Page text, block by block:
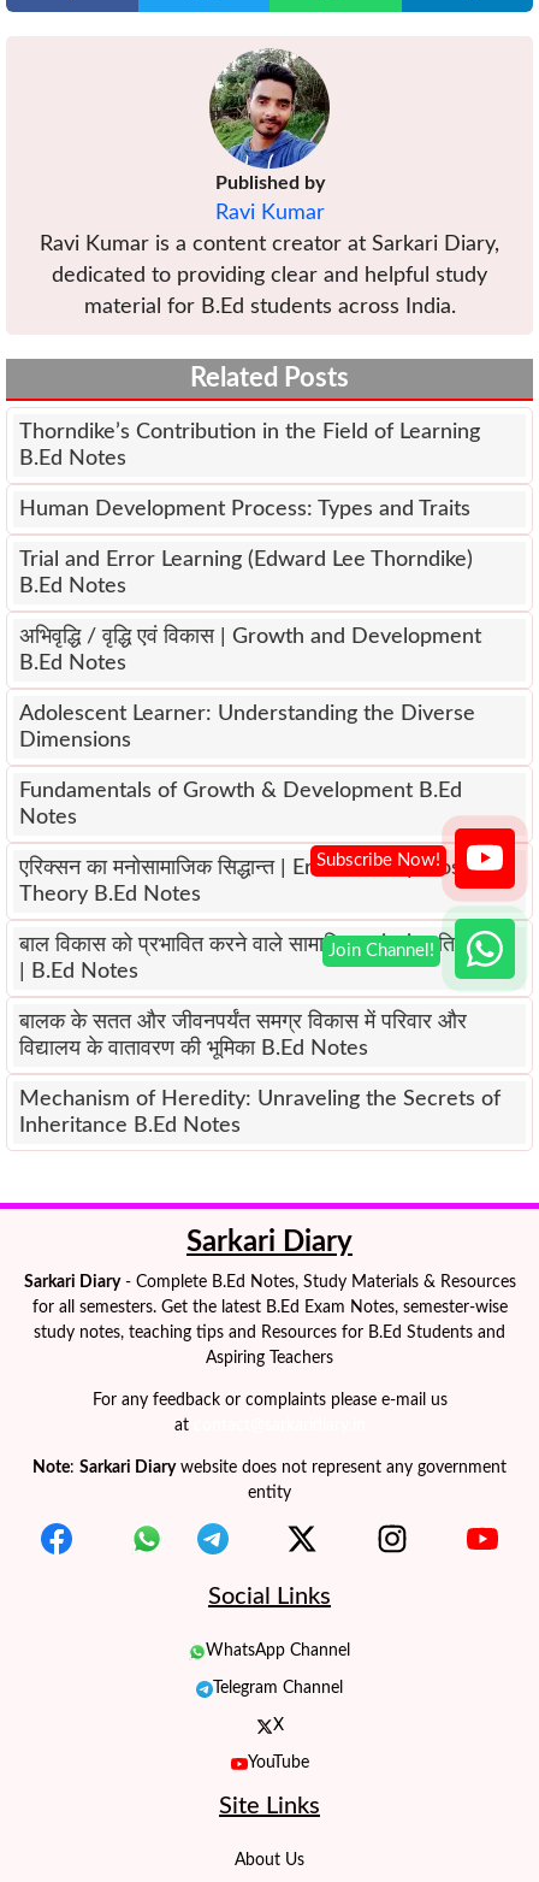
Published by
Ravi Kumar
Ravi Kumar is a content creator at Sarkari Diary,
dedicated to providing clear and helpful study
material for B.Ed students across India.
Related Posts
Thorndike’s Contribution in the Field of Learning
B.Ed Notes
Human Development Process: Types and Traits
Trial and Error Learning (Edward Lee Thorndike)
B.Ed Notes
अभिवृद्धि / वृद्धि एवं विकास | Growth and Development
B.Ed Notes
Adolescent Learner: Understanding the Diverse
Dimensions
Fundamentals of Growth & Development B.Ed
Notes
एरिक्सन का मनोसामाजिक सिद्धान्त | Erikson’s Psychosocial
Theory B.Ed Notes
बाल विकास को प्रभावित करने वाले सामाजिक एवं सांस्कृतिक संदर्भ
| B.Ed Notes
बालक के सतत और जीवनपर्यंत समग्र विकास में परिवार और
विद्यालय के वातावरण की भूमिका B.Ed Notes
Mechanism of Heredity: Unraveling the Secrets of
Inheritance B.Ed Notes
Sarkari Diary
Sarkari Diary- Complete B.Ed Notes, Study Materials & Resources
for all semesters. Get the latest B.Ed Exam Notes, semester-wise
study notes, teaching tips and Resources for B.Ed Students and
Aspiring Teachers
For any feedback or complaints please e-mail us
at
Note: Sarkari Diarywebsite does not represent any government
entity
Social Links
WhatsApp Channel
Telegram Channel
X
YouTube
Site Links
About Us